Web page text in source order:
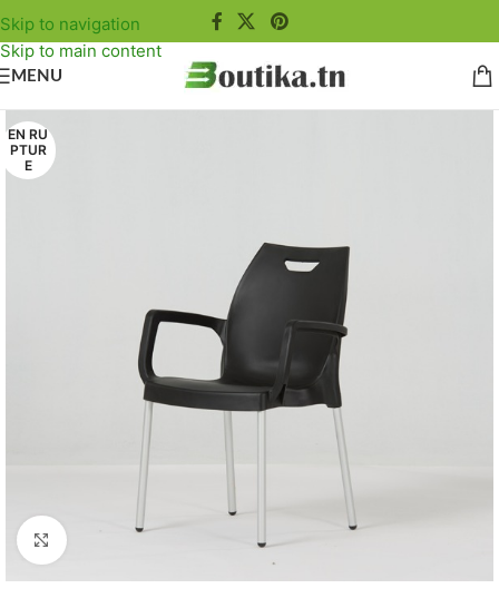
Skip to navigation
Skip to main content
MENU
EN RU
PTUR
E
Agrandir